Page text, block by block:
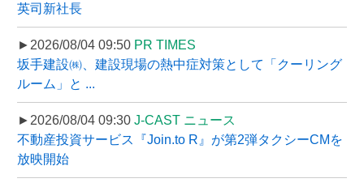
英司新社長
►2026/08/04 09:50 PR TIMES
坂手建設㈱、建設現場の熱中症対策として「クーリング
ルーム」と ...
►2026/08/04 09:30 J-CAST ニュース
不動産投資サービス『Join.to R』が第2弾タクシーCMを
放映開始